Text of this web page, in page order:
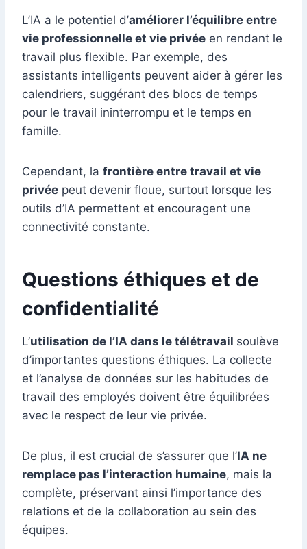
L’IA a le potentiel d’améliorer l’équilibre entre
vie professionnelle et vie privée en rendant le
travail plus flexible. Par exemple, des
assistants intelligents peuvent aider à gérer les
calendriers, suggérant des blocs de temps
pour le travail ininterrompu et le temps en
famille.
Cependant, la frontière entre travail et vie
privée peut devenir floue, surtout lorsque les
outils d’IA permettent et encouragent une
connectivité constante.
Questions éthiques et de
confidentialité
L’utilisation de l’IA dans le télétravail soulève
d’importantes questions éthiques. La collecte
et l’analyse de données sur les habitudes de
travail des employés doivent être équilibrées
avec le respect de leur vie privée.
De plus, il est crucial de s’assurer que l’IA ne
remplace pas l’interaction humaine, mais la
complète, préservant ainsi l’importance des
relations et de la collaboration au sein des
équipes.